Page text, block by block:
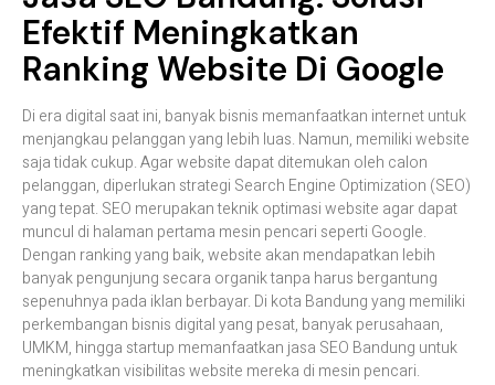
Efektif Meningkatkan
Ranking Website Di Google
Di era digital saatini, banyakbisnis memanfaatkan internetuntuk
menjangkau pelangganyang lebih luas. Namun, memilikiwebsite
sajatidakcukup.Agarwebsite dapatditemukan oleh calon
pelanggan, diperlukan strategi Search Engine Optimization (SEO)
yangtepat. SEO merupakanteknikoptimasiwebsite agardapat
muncul di halaman pertama mesin pencari seperti Google.
Dengan rankingyang baik,website akan mendapatkan lebih
banyakpengunjung secara organiktanpa harus bergantung
sepenuhnya pada iklan berbayar. Di kota Bandungyang memiliki
perkembangan bisnis digitalyang pesat, banyakperusahaan,
UMKM, hingga startup memanfaatkan jasa SEO Bandung untuk
meningkatkanvisibilitaswebsite mereka di mesin pencari.